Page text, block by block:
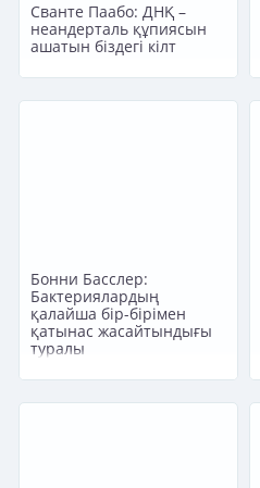
Сванте Паабо: ДНҚ –
неандерталь құпиясын
ашатын біздегі кілт
Бонни Басслер:
Бактериялардың
қалайша бір-бірімен
қатынас жасайтындығы
туралы